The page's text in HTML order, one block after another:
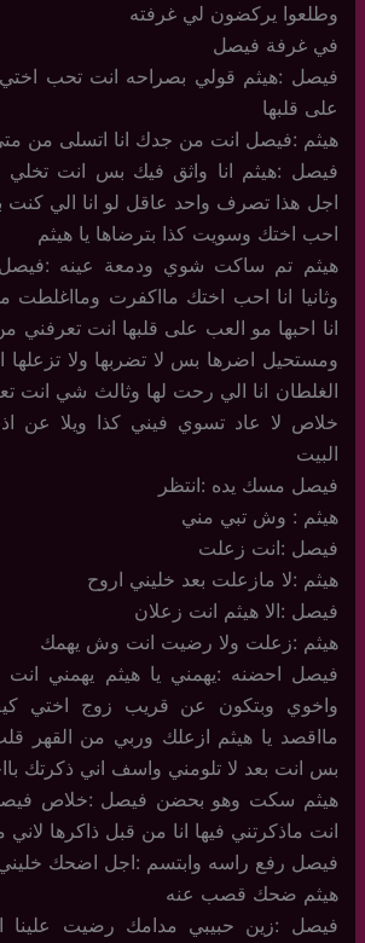
وطلعوا يركضون لي غرفته
في غرفة فيصل
فيصل :هيثم قولي بصراحه انت تحب
على قلبها
هيثم :فيصل انت من جدك انا اتسلى من متى
فيصل :هيثم انا واثق فيك بس انت تخلي
اجل هذا تصرف واحد عاقل لو انا الي كنت
احب اختك وسويت كذا بترضاها يا هيثم
هيثم تم ساكت شوي ودمعة عينه :فيصل
وثانيا انا احب اختك مااكفرت ومااغلطت
انا احبها مو العب على قلبها انت تعرفني
ومستحيل اضرها بس لا تضربها ولا تزعلها
الغلطان انا الي رحت لها وثالث شي انت
خلاص لا عاد تسوي فيني كذا ويلا عن
البيت
فيصل مسك يده :انتظر
هيثم : وش تبي مني
فيصل :انت زعلت
هيثم :لا مازعلت بعد خليني اروح
فيصل :الا هيثم انت زعلان
هيثم :زعلت ولا رضيت انت وش يهمك
فيصل احضنه :يهمني يا هيثم يهمني
واخوي وبتكون عن قريب زوج اختي
مااقصد يا هيثم ازعلك وربي من القهر
بس انت بعد لا تلومني واسف اني ذكرتك
هيثم سكت وهو بحضن فيصل :خلاص فيصل
انت ماذكرتني فيها انا من قبل ذاكرها لاني
فيصل رفع راسه وابتسم :اجل اضحك
هيثم ضحك قصب عنه
فيصل :زين حبيبي مدامك رضيت علينا